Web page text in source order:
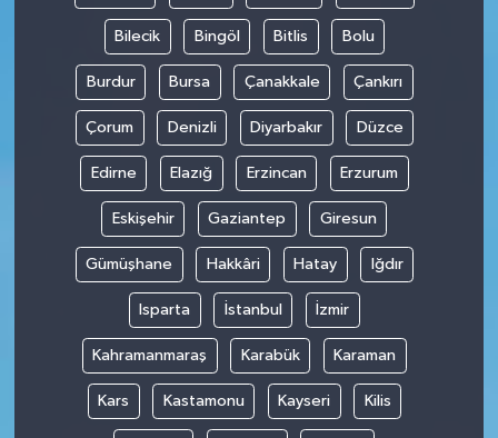
Bilecik Bingöl Bitlis Bolu
Burdur Bursa Çanakkale Çankırı
Çorum Denizli Diyarbakır Düzce
Edirne Elazığ Erzincan Erzurum
Eskişehir Gaziantep Giresun
Gümüşhane Hakkâri Hatay Iğdır
Isparta İstanbul İzmir
Kahramanmaraş Karabük Karaman
Kars Kastamonu Kayseri Kilis